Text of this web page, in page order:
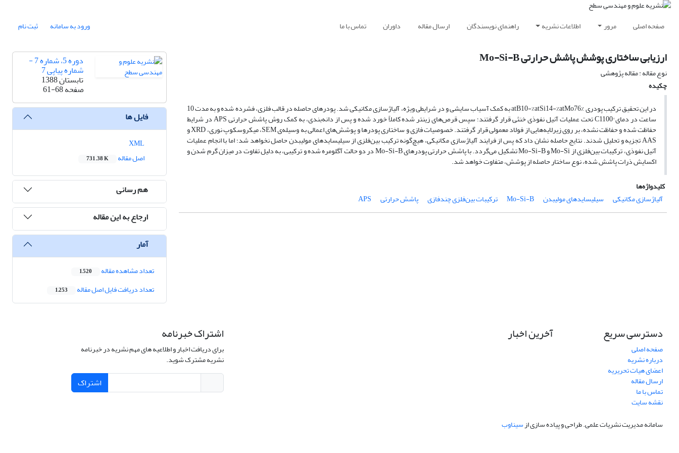
صفحه اصلی مرور اطلاعات نشریه راهنمای نویسندگان ارسال مقاله داوران تماس با ما ورود به سامانه ثبت نام
ارزیابی ساختاری پوشش پاشش حرارتی Mo-Si-B
نوع مقاله : مقاله پژوهشی
چکیده
در این تحقیق ترکیب پودری %atB10-%atSi14-%atMo76 به کمک آسیاب سایشی و در شرایطی ویژه، آلیاژسازی مکانیکی شد. پودرهای حاصله در قالب فلزی، فشرده شده و به مدت 10
ساعت در دمای °C1100 تحت عملیات آنیل نفوذی خنثی قرار گرفتند؛ سپس قرص‌های زینتر شده کاملاً خورد شده و پس از دانه‌بندی، به کمک روش پاشش حرارتی APS در شرایط
حفاظت شده و حفاظت نشده، بر روی زیرلایه‌هایی از فولاد معمولی قرار گرفتند. خصوصیات فازی و ساختاری پودرها و پوشش‌های اعمالی به وسیله‌ی SEM، میکروسکوپ نوری، XRD و
AAS تجزیه و تحلیل شدند. نتایج حاصله نشان داد که پس از فرایند آلیاژسازی مکانیکی، هیچ‌گونه ترکیب بین‌فلزی از سیلیسایدهای مولیبدن حاصل نخواهد شد؛ اما با انجام عملیات
آنیل نفوذی، ترکیبات بین‌فلزی از Mo-Si و Mo-Si-B تشکیل می‌‌گردد. با پاشش حرارتی پودرهای Mo-Si-B در دو حالت آگلومره شده و ترکیبی، به دلیل تفاوت در میزان گرم شدن و
اکسایش ذرات پاشش شده، نوع ساختار حاصله از پوشش، متفاوت خواهد شد.
کلیدواژه‌ها
آلیاژسازی مکانیکی
سیلیسایدهای مولیبدن Mo-Si-B ترکیبات بین‌فلزی چندفازی پاشش حرارتی APS
دوره 5، شماره 7 -
شماره پیاپی 7
تابستان 1388
صفحه61-68
فایل ها
اصل مقاله
731.38 K
هم رسانی
ارجاع به این مقاله
آمار
تعداد مشاهده مقاله 1,520
تعداد دریافت فایل اصل مقاله 1,253
دسترسی سریع
صفحه اصلی
درباره نشریه
اعضای هیات تحریریه
ارسال مقاله
تماس با ما
نقشه سایت
آخرین اخبار اشتراک خبرنامه
برای دریافت اخبار و اطلاعیه های مهم نشریه در خبرنامه
نشریه مشترک شوید.
اشتراک
سامانه مدیریت نشریات علمی.طراحی و پیاده سازی ازسیناوب